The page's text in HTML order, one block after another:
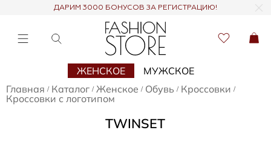
ДАРИМ 3000 БОНУСОВ ЗА РЕГИСТРАЦИЮ!
ЖЕНСКОЕ
МУЖСКОЕ
Главная / Каталог / Женское / Обувь / Кроссовки /
Кроссовки с логотипом
TWINSET